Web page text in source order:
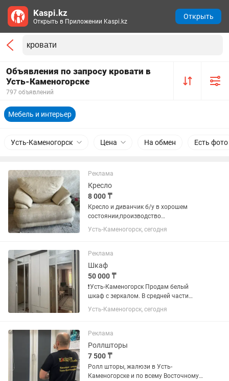
Объявления по запросу кровати в
Усть-Каменогорске
797 объявлений
Мебель и интерьер
Усть-Каменогорск Цена На обмен Есть фото
Реклама
Кресло
8 000 ₸
Кресло и диванчик б/у в хорошем
состоянии,производство
Белоруссия.цена кресла 10тыс тг. Цена
диванчика30 тыс тг. диван
Усть-Каменогорск, сегодня
Реклама
Шкаф
50 000 ₸
❗️Усть-Каменогорск Продам белый
шкаф с зеркалом. В средней части
расположены полки: три снизу и три
сверху. По бокам — две раздвижные
есть штанга для вешалок с...
Усть-Каменогорск, сегодня
Реклама
Роллшторы
7 500 ₸
Ролл шторы, жалюзи в Усть-
Каменогорске и по всему Восточному
Kaspi.kz
Открыть в Приложении Kaspi.kz
Открыть